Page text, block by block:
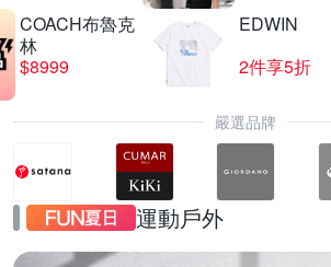
COACH布魯克
林
$8999
EDWIN
2件享5折
嚴選品牌
運動戶外